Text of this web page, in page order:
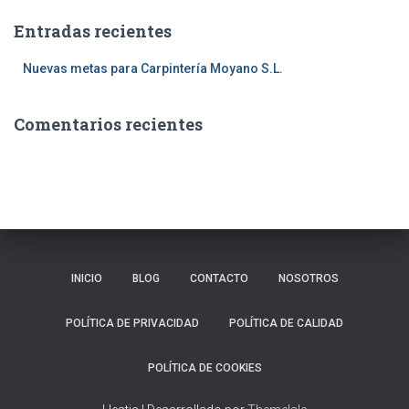
r
Entradas recientes
Nuevas metas para Carpintería Moyano S.L.
Comentarios recientes
INICIO BLOG CONTACTO NOSOTROS
POLÍTICA DE PRIVACIDAD POLÍTICA DE CALIDAD
POLÍTICA DE COOKIES